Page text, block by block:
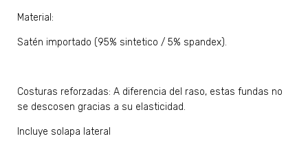
Material:
Satén importado (95% sintetico / 5% spandex).
Costuras reforzadas: A diferencia del raso, estas fundas no
se descosen gracias a su elasticidad.
Incluye solapa lateral